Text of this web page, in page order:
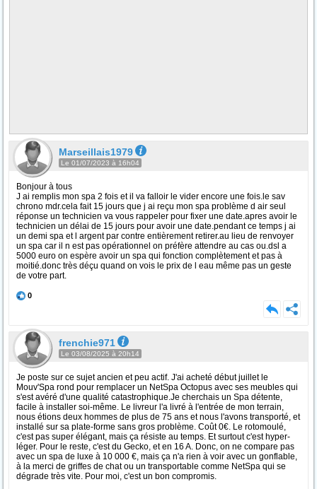
Marseillais1979
Le 01/07/2023 à 16h04
Bonjour à tous
J ai remplis mon spa 2 fois et il va falloir le vider encore une fois.le sav
chrono mdr.cela fait 15 jours que j ai reçu mon spa problème d air seul
réponse un technicien va vous rappeler pour fixer une date.apres avoir le
technicien un délai de 15 jours pour avoir une date.pendant ce temps j ai
un demi spa et l argent par contre entièrement retirer.au lieu de renvoyer
un spa car il n est pas opérationnel on préfère attendre au cas ou.dsl a
5000 euro on espère avoir un spa qui fonction complètement et pas à
moitié.donc très déçu quand on vois le prix de l eau même pas un geste
de votre part.
0
frenchie971
Le 03/08/2025 à 20h14
Je poste sur ce sujet ancien et peu actif. J'ai acheté début juillet le
Mouv'Spa rond pour remplacer un NetSpa Octopus avec ses meubles qui
s'est avéré d'une qualité catastrophique.Je cherchais un Spa détente,
facile à installer soi-même. Le livreur l'a livré à l'entrée de mon terrain,
nous étions deux hommes de plus de 75 ans et nous l'avons transporté, et
installé sur sa plate-forme sans gros problème. Coût 0€. Le rotomoulé,
c'est pas super élégant, mais ça résiste au temps. Et surtout c'est hyper-
léger. Pour le reste, c'est du Gecko, et en 16 A. Donc, on ne compare pas
avec un spa de luxe à 10 000 €, mais ça n'a rien à voir avec un gonflable,
à la merci de griffes de chat ou un transportable comme NetSpa qui se
dégrade très vite. Pour moi, c'est un bon compromis.